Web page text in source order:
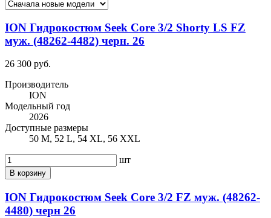
ION Гидрокостюм Seek Core 3/2 Shorty LS FZ
муж. (48262-4482) черн. 26
26 300 руб.
Производитель
ION
Модельный год
2026
Доступные размеры
50 M, 52 L, 54 XL, 56 XXL
шт
В корзину
ION Гидрокостюм Seek Core 3/2 FZ муж. (48262-
4480) черн 26